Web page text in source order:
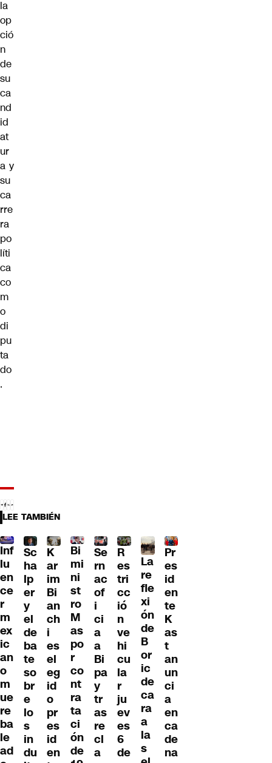
la
op
ció
n
de
su
ca
nd
id
at
ur
a y
su
ca
rre
ra
po
líti
ca
co
m
o
di
pu
ta
do
.
LEE TAMBIÉN
Inf
lu
en
ce
r
m
ex
ic
an
o
m
ue
re
ba
le
ad
Sc
ha
lp
er
y
el
de
ba
te
so
br
e
lo
s
in
du
K
ar
im
Bi
an
ch
i
es
el
eg
id
o
pr
es
id
en
Bi
mi
ni
st
ro
M
as
po
r
co
nt
ra
ta
ci
ón
de
Se
rn
ac
of
i
ci
a
a
Bi
pa
y
tr
as
re
cl
a
R
es
tri
cc
ió
n
ve
hi
cu
la
r
ju
ev
es
6
de
La
re
fle
xi
ón
de
B
or
ic
de
ca
ra
a
la
s
Pr
es
id
en
te
K
as
t
an
un
ci
a
en
ca
de
na